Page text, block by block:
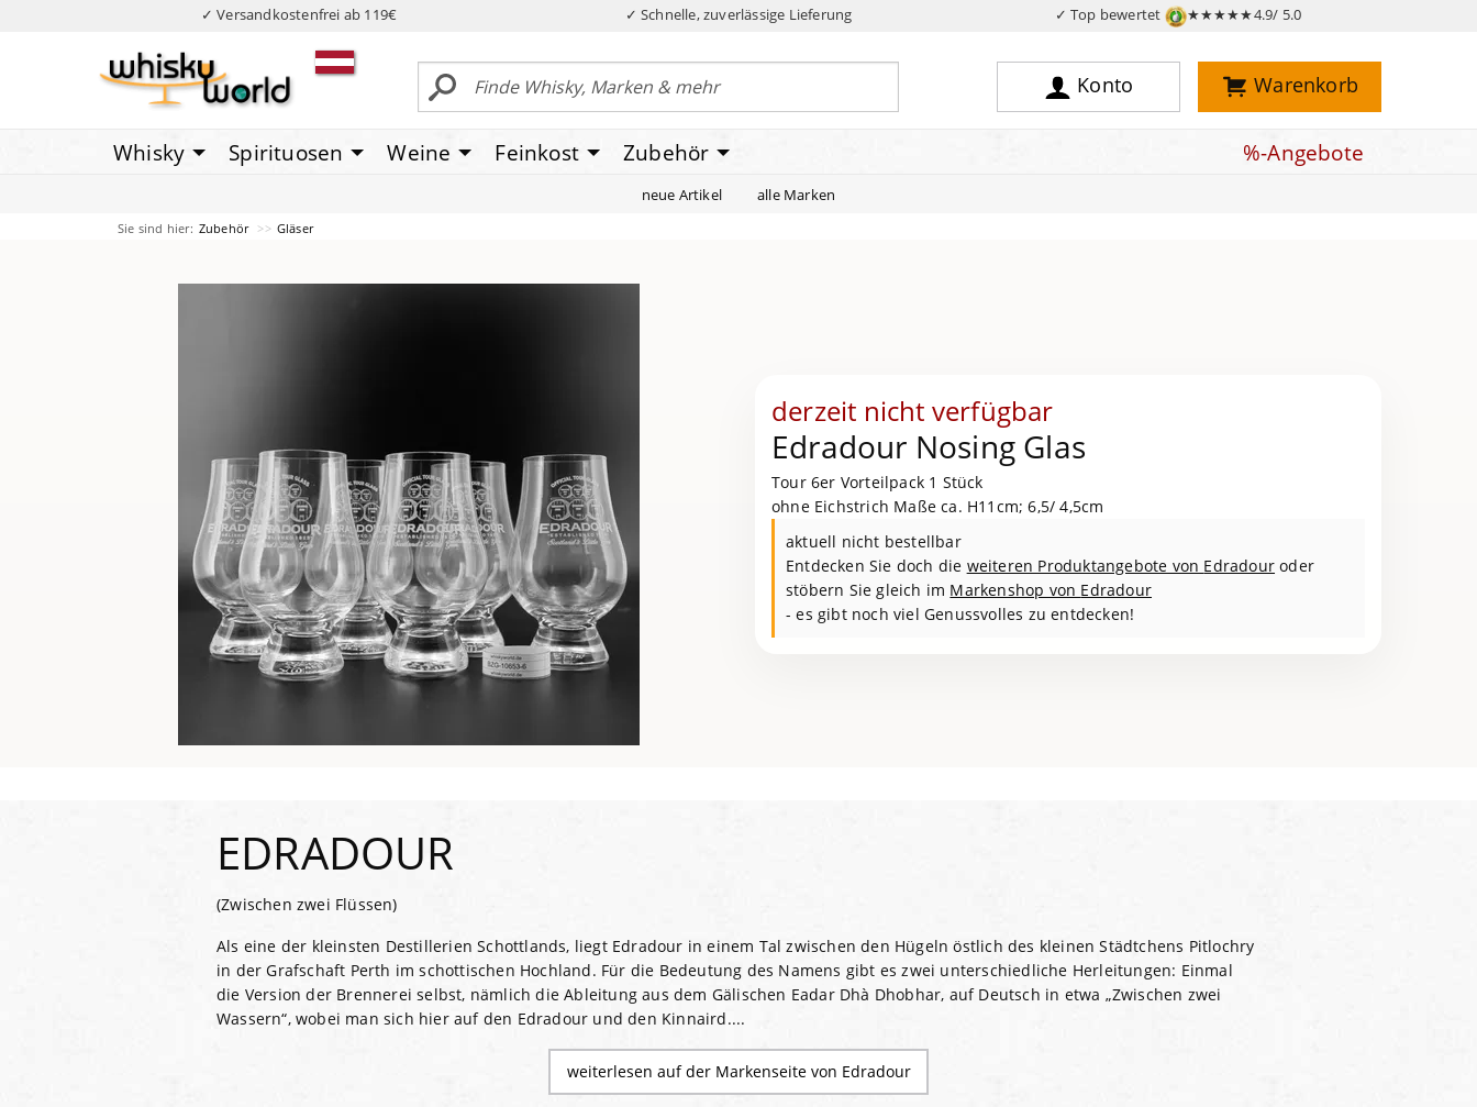
✓ Versandkostenfrei ab 119€ ✓ Schnelle, zuverlässige Lieferung ✓ Top bewertet ★★★★★4.9/ 5.0
Konto Warenkorb
Whisky Spirituosen Weine Feinkost Zubehör %-Angebote
neue Artikel alle Marken
Sie sind hier: Zubehör Gläser
derzeit nicht verfügbar
Edradour Nosing Glas
Tour 6er Vorteilpack 1 Stück
ohne Eichstrich Maße ca. H11cm; 6,5/ 4,5cm
aktuell nicht bestellbar
Entdecken Sie doch die weiteren Produktangebote von Edradour oder
stöbern Sie gleich im Markenshop von Edradour
- es gibt noch viel Genussvolles zu entdecken!
EDRADOUR
(Zwischen zwei Flüssen)
Als eine der kleinsten Destillerien Schottlands, liegt Edradour in einem Tal zwischen den Hügeln östlich des kleinen Städtchens Pitlochry
in der Grafschaft Perth im schottischen Hochland. Für die Bedeutung des Namens gibt es zwei unterschiedliche Herleitungen: Einmal
die Version der Brennerei selbst, nämlich die Ableitung aus dem Gälischen Eadar Dhà Dhobhar, auf Deutsch in etwa „Zwischen zwei
Wassern“, wobei man sich hier auf den Edradour und den Kinnaird....
weiterlesen auf der Markenseite von Edradour